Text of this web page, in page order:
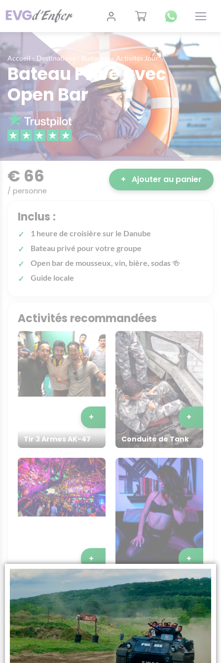
Accueil - Destinations - Budapest - Activités Jour
Bateau Privé avec
Open Bar
€ 66
/ personne
+ Ajouter au panier
Inclus :
1 heure de croisière sur le Danube
Bateau privé pour votre groupe
Open bar de mousseux, vin, bière, sodas 🍻
Guide locale
Activités recommandées
Tir 3 Armes AK-47
+
Conduite de Tank
+
Tournée des Bars
+
Show de Striptease
à Domicile
+
Infos sur l’activité
L’expérience